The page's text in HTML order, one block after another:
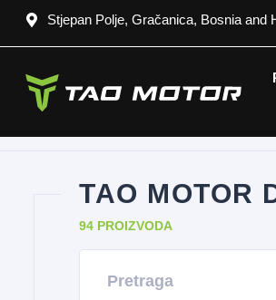
Stjepan Polje, Gračanica, Bosnia and
TAO MOTOR
94 PROIZVODA
Pretraga